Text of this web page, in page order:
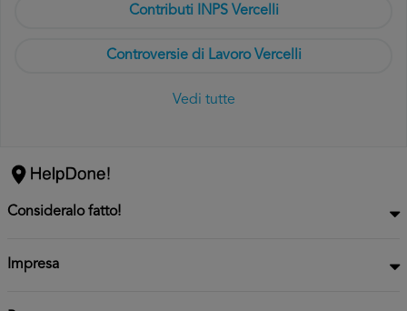
Contributi INPS Vercelli
Controversie di Lavoro Vercelli
Vedi tutte
Consideralo fatto!
Impresa